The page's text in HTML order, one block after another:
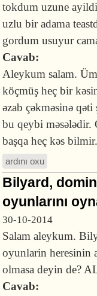
tokdum uzune
uzlu bir adama
gordum usuyur
Cavab:
Aleykum salam.
köçmüş heç bir
əzab çəkməsinə
bu qeybi məsələdir.
başqa heç kəs bilmir.
ardını oxu
Bilyard,
oyunlarını
30-10-2014
Salam aleykum.
oyunlarin heresinin
olmasa deyin de?
Cavab: